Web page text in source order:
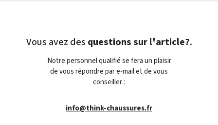
Vous avez des questions sur l'article?.
Notre personnel qualifié se fera un plaisir
de vous répondre par e-mail et de vous
conseiller :
info@think-chaussures.fr